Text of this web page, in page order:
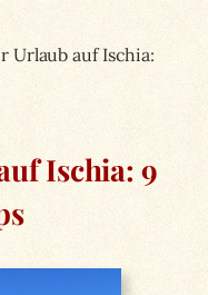
Urlaub auf Ischia:
Ischia: 9